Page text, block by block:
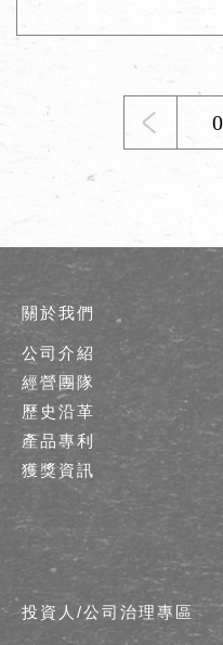
關於我們
公司介紹
經營團隊
歷史沿革
產品專利
獲獎資訊
投資人/公司治理專區